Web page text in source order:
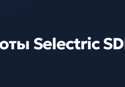
Selectric